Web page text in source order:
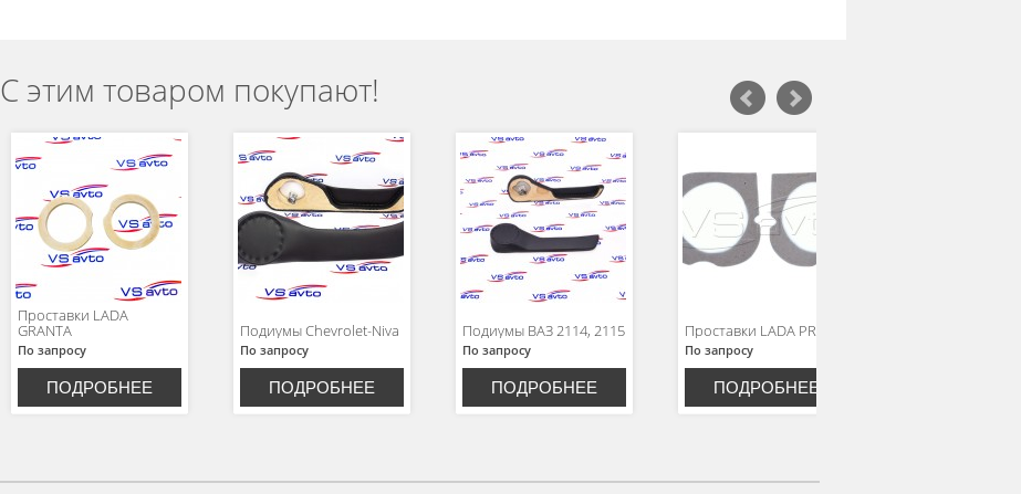
С этим товаром покупают!
Проставки LADA
GRANTA
По запросу
ПОДРОБНЕЕ
Подиумы Chevrolet-Niva
По запросу
ПОДРОБНЕЕ
Подиумы ВАЗ 2114, 2115
По запросу
ПОДРОБНЕЕ
Проставки LADA PRIORA
По запросу
ПОДРОБНЕЕ